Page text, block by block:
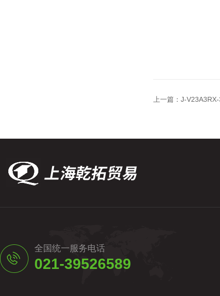
上一篇： J-
全国统一服务电话
021-39526589